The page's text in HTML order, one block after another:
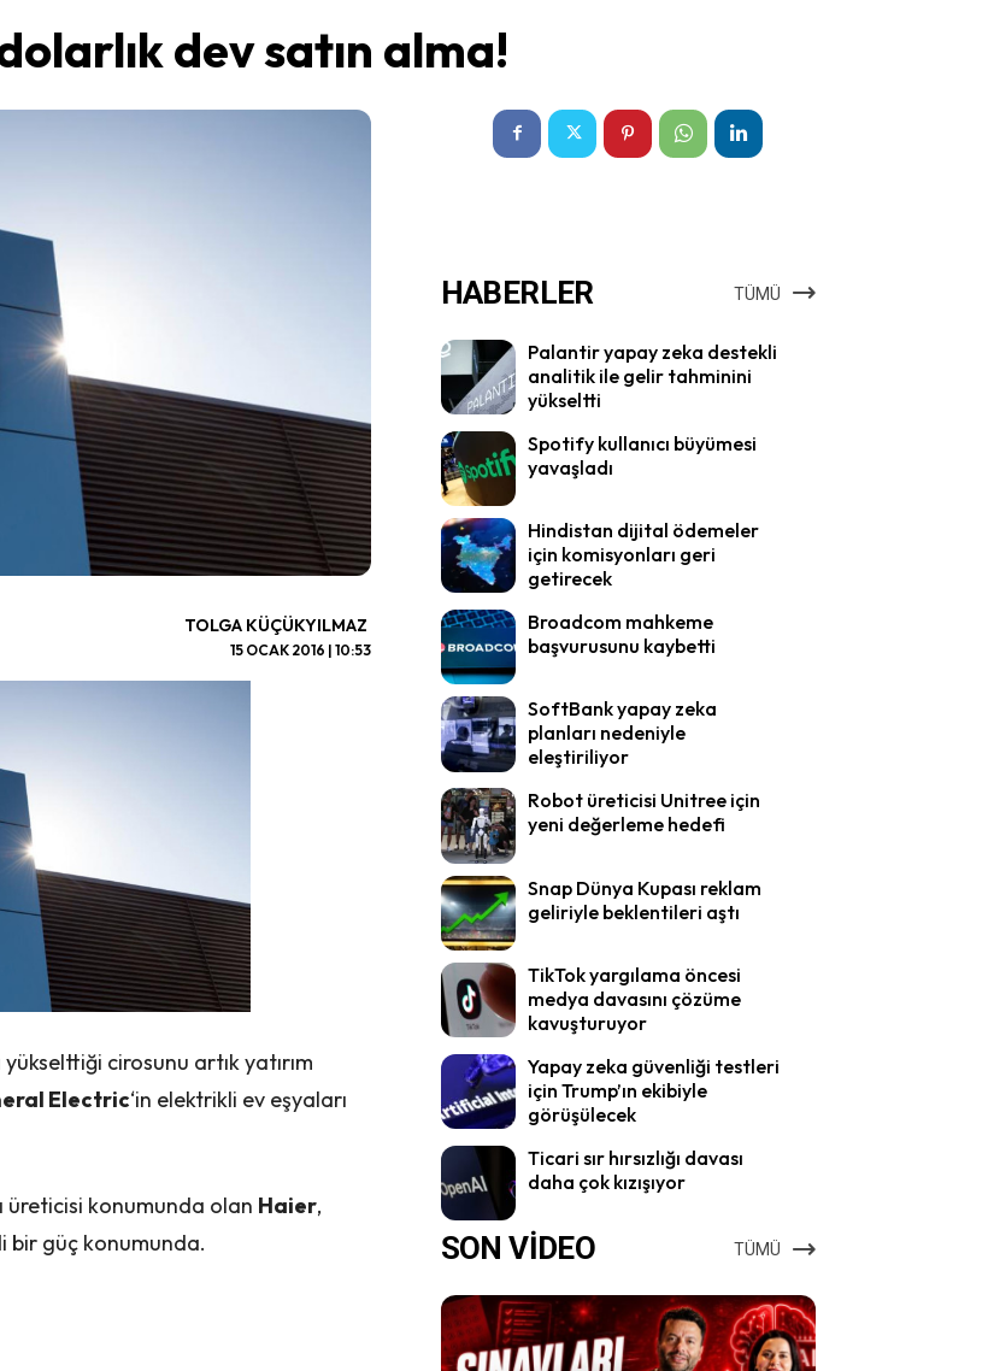
dev satın alma!
TOLGA KÜÇÜKYILMAZ
15 OCAK 2016 | 10:53
yükselttiği cirosunu artık yatırım
Electric‘in elektrikli ev eşyaları
üreticisi konumunda olan Haier,
bir güç konumunda.
HABERLER TÜMÜ
Palantir yapay zeka destekli
analitik ile gelir tahminini
yükseltti
Spotify kullanıcı büyümesi
yavaşladı
Hindistan dijital ödemeler
için komisyonları geri
getirecek
Broadcom mahkeme
başvurusunu kaybetti
SoftBank yapay zeka
planları nedeniyle
eleştiriliyor
Robot üreticisi Unitree için
yeni değerleme hedefi
Snap Dünya Kupası reklam
geliriyle beklentileri aştı
TikTok yargılama öncesi
medya davasını çözüme
kavuşturuyor
Yapay zeka güvenliği testleri
için Trump’ın ekibiyle
görüşülecek
Ticari sır hırsızlığı davası
daha çok kızışıyor
SON VİDEO TÜMÜ